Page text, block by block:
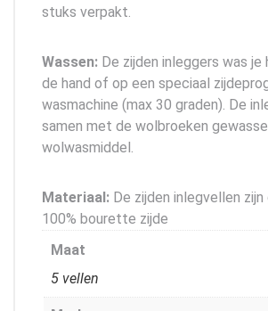
stuks verpakt.
Wassen: De zijden inleggers was
de hand of op een speciaal
wasmachine (max 30 graden). De
samen met de wolbroeken
wolwasmiddel.
Materiaal: De zijden inlegvellen
100% bourette zijde
Maat
5 vellen